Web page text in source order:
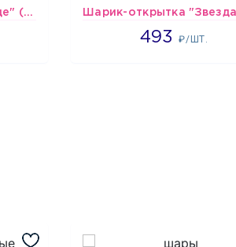
Шарик-открытка "Сердце" (45 см) - 2
493₽/ШТ.
493